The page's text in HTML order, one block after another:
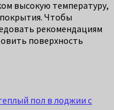
высокую температуру,
Чтобы
рекомендациям
поверхность
пол в лоджии с